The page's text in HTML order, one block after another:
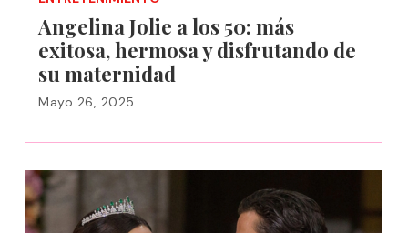
Angelina Jolie a los 50: más
exitosa, hermosa y disfrutando de
su maternidad
Mayo 26, 2025